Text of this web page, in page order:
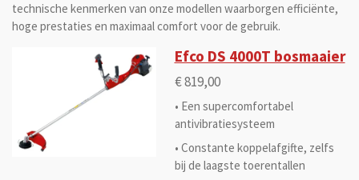
technische kenmerken van onze modellen waarborgen efficiënte,
hoge prestaties en maximaal comfort voor de gebruik.
Efco DS 4000T bosmaaier
€ 819,00
• Een supercomfortabel
antivibratiesysteem
• Constante koppelafgifte, zelfs
bij de laagste toerentallen